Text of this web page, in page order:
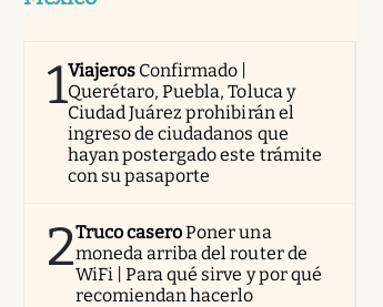
1Viajeros Confirmado |
Querétaro, Puebla, Toluca y
Ciudad Juárez prohibirán el
ingreso de ciudadanos que
hayan postergado este trámite
con su pasaporte
2Truco caseroPoner una
moneda arriba del router de
WiFi | Para qué sirve y por qué
recomiendan hacerlo